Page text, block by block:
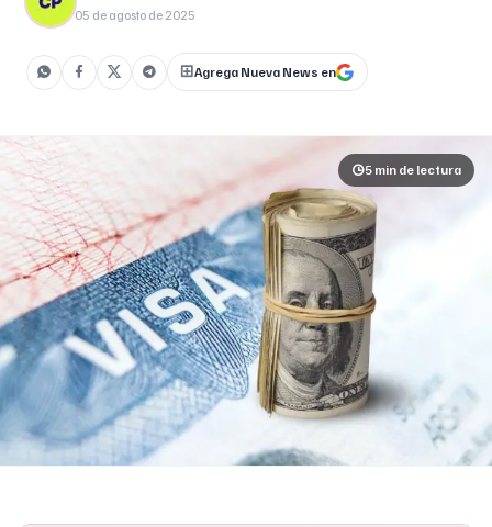
considerados con altas tasas de permanencia ilegal y
05 de agosto de 2025
Agrega Nueva News en
5 min de lectura